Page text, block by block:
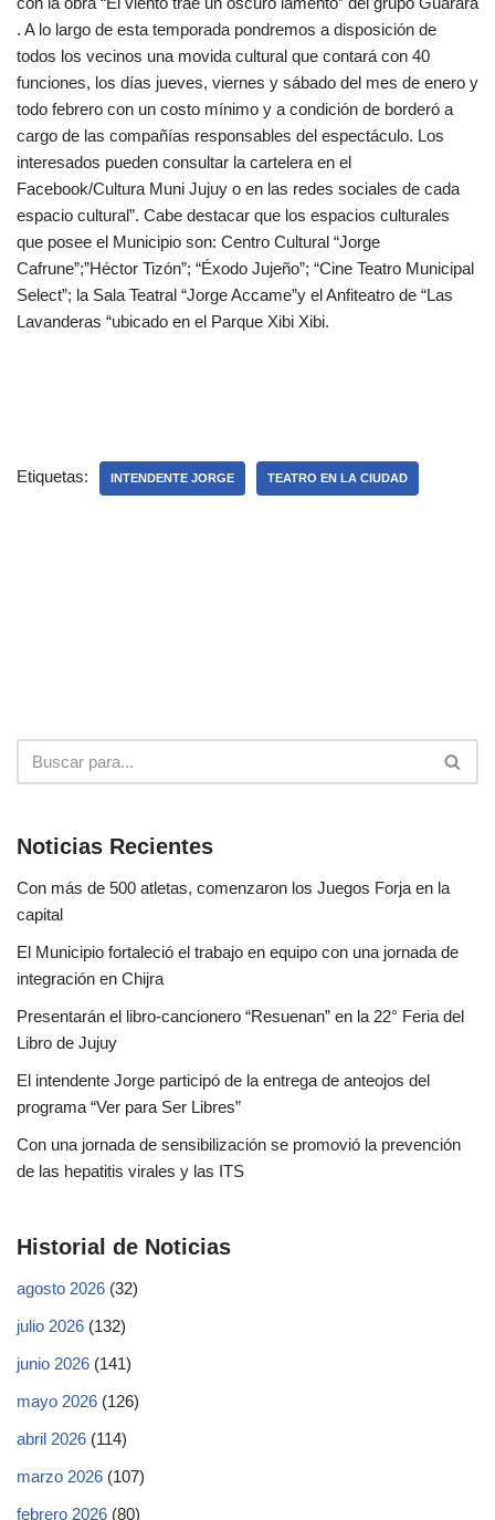
. A lo largo de esta temporada pondremos a disposición de
todos los vecinos una movida cultural que contará con 40
funciones, los días jueves, viernes y sábado del mes de enero y
todo febrero con un costo mínimo y a condición de borderó a
cargo de las compañías responsables del espectáculo. Los
interesados pueden consultar la cartelera en el
Facebook/Cultura Muni Jujuy o en las redes sociales de cada
espacio cultural”. Cabe destacar que los espacios culturales
que posee el Municipio son: Centro Cultural “Jorge
Cafrune”;”Héctor Tizón”; “Éxodo Jujeño”; “Cine Teatro Municipal
Select”; la Sala Teatral “Jorge Accame”y el Anfiteatro de “Las
Lavanderas “ubicado en el Parque Xibi Xibi.
Etiquetas: INTENDENTE JORGE TEATRO EN LA CIUDAD
Noticias Recientes
Con más de 500 atletas, comenzaron los Juegos Forja en la
capital
El Municipio fortaleció el trabajo en equipo con una jornada de
integración en Chijra
Presentarán el libro-cancionero “Resuenan” en la 22° Feria del
Libro de Jujuy
El intendente Jorge participó de la entrega de anteojos del
programa “Ver para Ser Libres”
Con una jornada de sensibilización se promovió la prevención
de las hepatitis virales y las ITS
Historial de Noticias
agosto 2026 (32)
julio 2026 (132)
junio 2026 (141)
mayo 2026 (126)
abril 2026 (114)
marzo 2026 (107)
febrero 2026 (80)